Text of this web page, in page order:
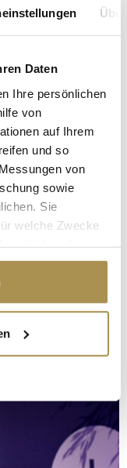
Daten
Ihre persönlichen
von
auf Ihrem
und so
von
sowie
Sie
welche Zwecke
das Privacy
Lage
genau sein
identifizieren
Daten
Präferenzen im